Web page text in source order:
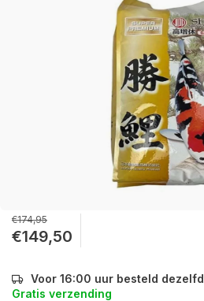
€174,95
€149,50
Voor 16:00 uur besteld
Gratis verzending